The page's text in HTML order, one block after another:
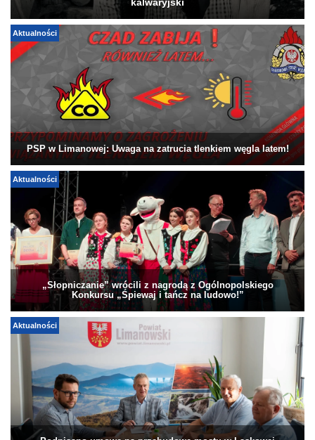
kalwaryjski
Aktualności
PSP w Limanowej: Uwaga na zatrucia tlenkiem węgla latem!
Aktualności
„Słopniczanie” wrócili z nagrodą z Ogólnopolskiego
Konkursu „Śpiewaj i tańcz na ludowo!”
Aktualności